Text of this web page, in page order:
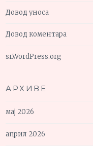
Довод уноса
Довод коментара
sr.WordPress.org
АРХИВЕ
мај 2026
април 2026